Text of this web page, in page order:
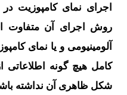
اجرای نمای کامپوزیت
روش اجرای آن متفاوت
آلومینیومی و یا نمای
کامل هیچ گونه
شکل ظاهری آن نداشته